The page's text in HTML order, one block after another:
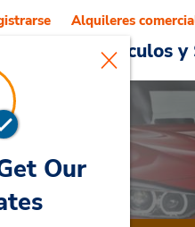
Vehículos
Alquileres
at Liege
Our